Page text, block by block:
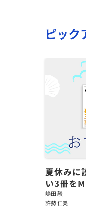
ピック
夏休み
い3冊を
嶋田 毅
許勢 仁美